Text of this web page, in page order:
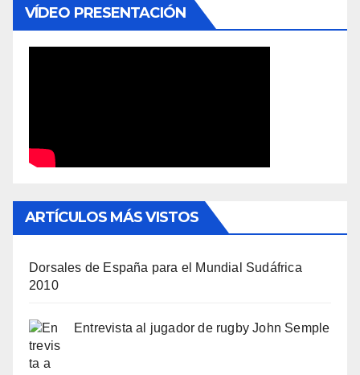
VÍDEO PRESENTACIÓN
ARTÍCULOS MÁS VISTOS
Dorsales de España para el Mundial Sudáfrica
2010
Entrevista al jugador de rugby John Semple